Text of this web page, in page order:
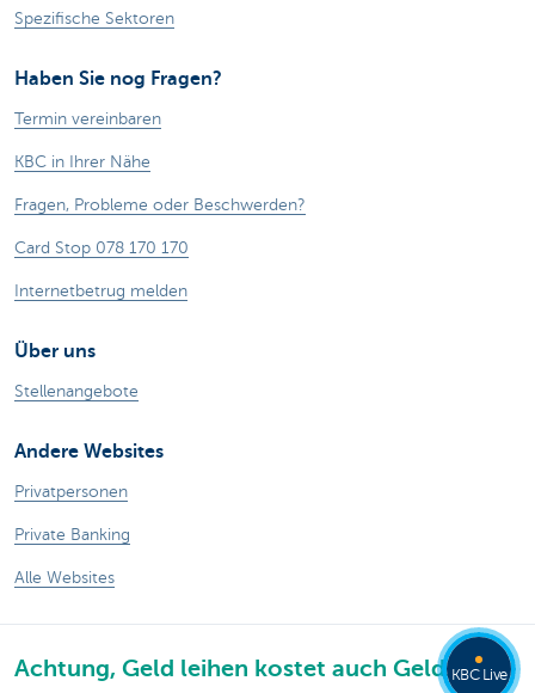
Spezifische Sektoren
Haben Sie nog Fragen?
Termin vereinbaren
KBC in Ihrer Nähe
Fragen, Probleme oder Beschwerden?
Card Stop 078 170 170
Internetbetrug melden
Über uns
Stellenangebote
Andere Websites
Privatpersonen
Private Banking
Alle Websites
Achtung, Geld leihen kostet auch Geld. KBC Live